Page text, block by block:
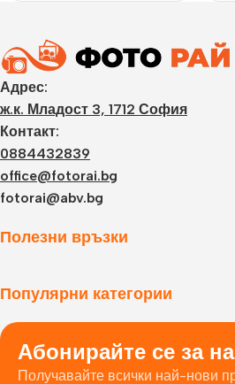
Адрес:
ж.к. Младост 3, 1712 София
Контакт:
0884432839
office@fotorai.bg
fotorai@abv.bg
Полезни връзки
Популярни категории
Абонирайте се за
Получавайте всички най-нови